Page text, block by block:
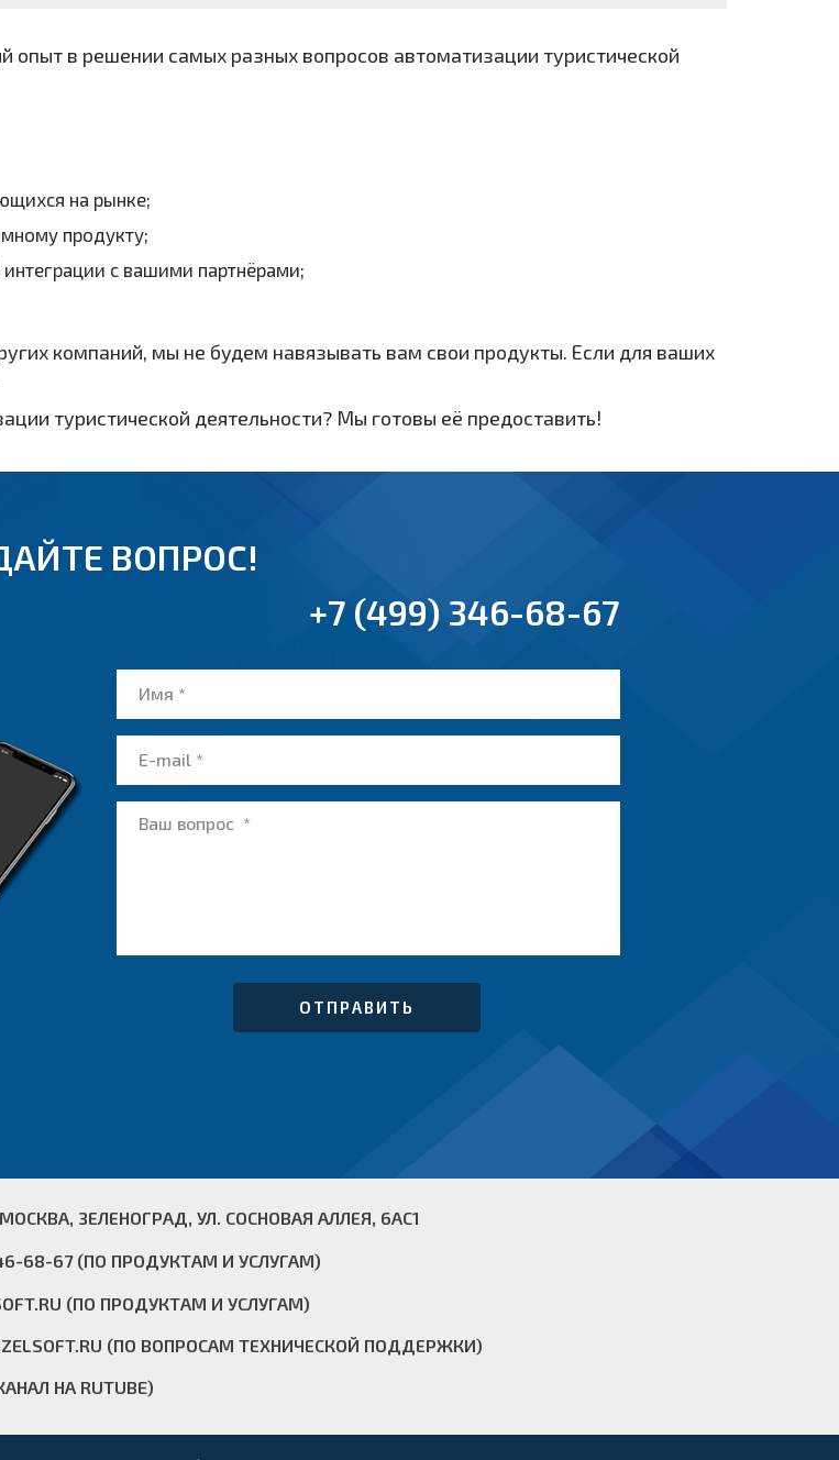
в решении самых разных вопросов автоматизации туристической
на рынке;
продукту;
с вашими партнёрами;
компаний, мы не будем навязывать вам свои продукты. Если для ваших
туристической деятельности? Мы готовы её предоставить!
ВОПРОС!
+7 (499) 346-68-67
ЗЕЛЕНОГРАД, УЛ. СОСНОВАЯ АЛЛЕЯ, 6АС1
68-67 (ПО ПРОДУКТАМ И УСЛУГАМ)
(ПО ПРОДУКТАМ И УСЛУГАМ)
(ПО ВОПРОСАМ ТЕХНИЧЕСКОЙ ПОДДЕРЖКИ)
НА RUTUBE)